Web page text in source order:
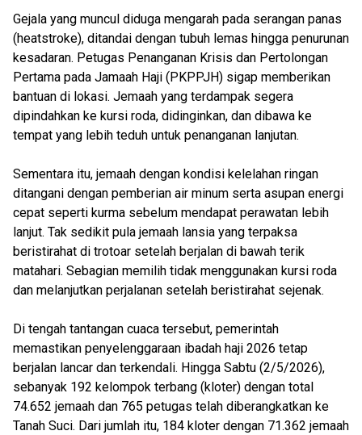
Gejala yang muncul diduga mengarah pada serangan panas
(heatstroke), ditandai dengan tubuh lemas hingga penurunan
kesadaran. Petugas Penanganan Krisis dan Pertolongan
Pertama pada Jamaah Haji (PKPPJH) sigap memberikan
bantuan di lokasi. Jemaah yang terdampak segera
dipindahkan ke kursi roda, didinginkan, dan dibawa ke
tempat yang lebih teduh untuk penanganan lanjutan.
Sementara itu, jemaah dengan kondisi kelelahan ringan
ditangani dengan pemberian air minum serta asupan energi
cepat seperti kurma sebelum mendapat perawatan lebih
lanjut. Tak sedikit pula jemaah lansia yang terpaksa
beristirahat di trotoar setelah berjalan di bawah terik
matahari. Sebagian memilih tidak menggunakan kursi roda
dan melanjutkan perjalanan setelah beristirahat sejenak.
Di tengah tantangan cuaca tersebut, pemerintah
memastikan penyelenggaraan ibadah haji 2026 tetap
berjalan lancar dan terkendali. Hingga Sabtu (2/5/2026),
sebanyak 192 kelompok terbang (kloter) dengan total
74.652 jemaah dan 765 petugas telah diberangkatkan ke
Tanah Suci. Dari jumlah itu, 184 kloter dengan 71.362 jemaah